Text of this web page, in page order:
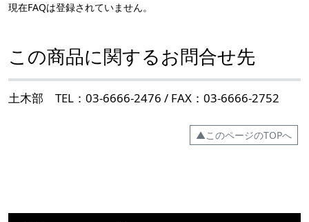
現在FAQは登録されていません。
この商品に関するお問合せ先
土木部 TEL：03-6666-2476 / FAX：03-6666-2752
▲このページのTOPへ